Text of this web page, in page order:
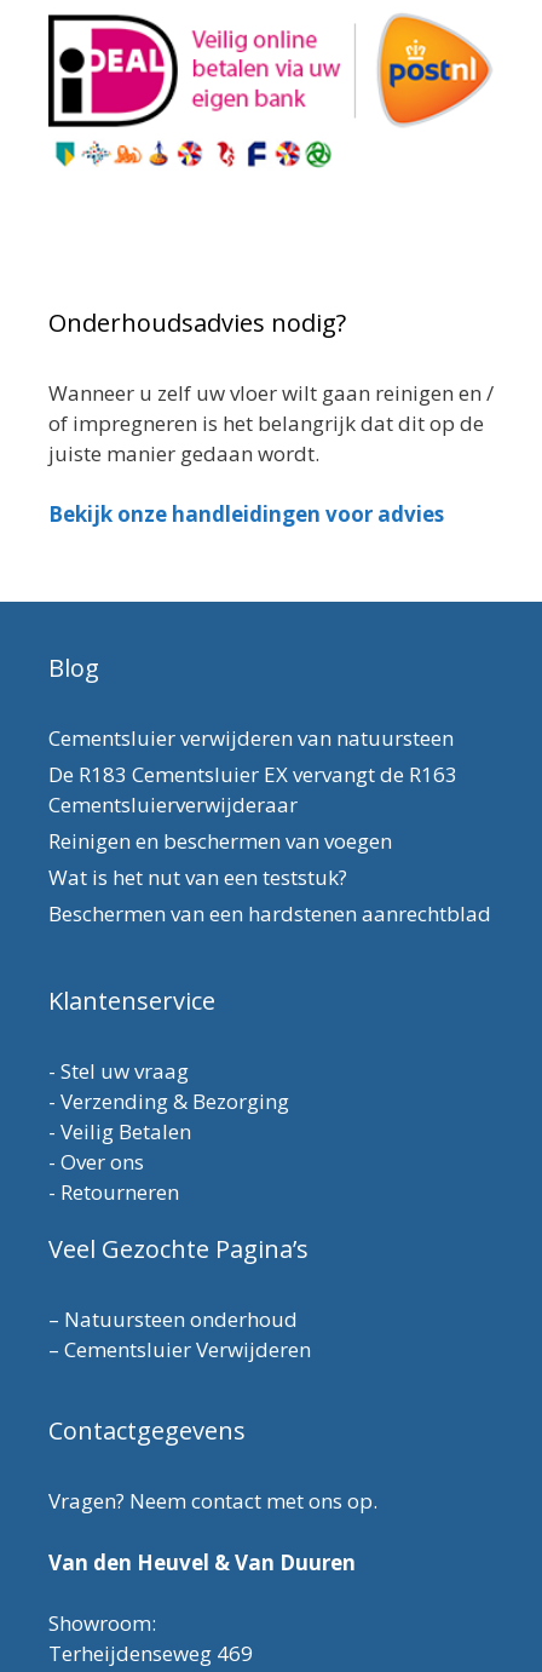
Onderhoudsadvies nodig?
Wanneer u zelf uw vloer wilt gaan reinigen en /
of impregneren is het belangrijk dat dit op de
juiste manier gedaan wordt.
Bekijk onze handleidingen voor advies
Blog
Cementsluier verwijderen van natuursteen
De R183 Cementsluier EX vervangt de R163
Cementsluierverwijderaar
Reinigen en beschermen van voegen
Wat is het nut van een teststuk?
Beschermen van een hardstenen aanrechtblad
Klantenservice
- Stel uw vraag
- Verzending & Bezorging
- Veilig Betalen
- Over ons
- Retourneren
Veel Gezochte Pagina’s
– Natuursteen onderhoud
– Cementsluier Verwijderen
Contactgegevens
Vragen? Neem contact met ons op.
Van den Heuvel & Van Duuren
Showroom:
Terheijdenseweg 469